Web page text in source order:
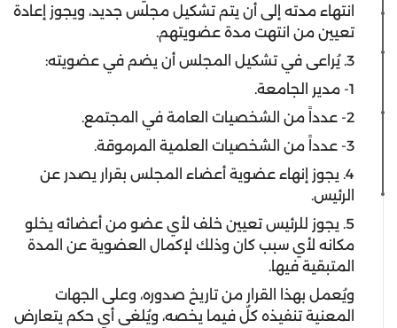
انتهاء مدته إلى أن يتم تشكيل مجلس جديد، ويجوز إعادة
تعيين من انتهت مدة عضويتهم.
3. يُراعى في تشكيل المجلس أن يضم في عضويته:
1- مدير الجامعة.
2- عدداً من الشخصيات العامة في المجتمع.
3- عدداً من الشخصيات العلمية المرموقة.
4. يجوز إنهاء عضوية أعضاء المجلس بقرار يصدر عن
الرئيس.
5. يجوز للرئيس تعيين خلف لأي عضو من أعضائه يخلو
مكانه لأي سبب كان وذلك لإكمال العضوية عن المدة
المتبقية فيها.
ويُعمل بهذا القرار من تاريخ صدوره، وعلى الجهات
المعنية تنفيذه كلٌ فيما يخصه، ويُلغى أي حكم يتعارض